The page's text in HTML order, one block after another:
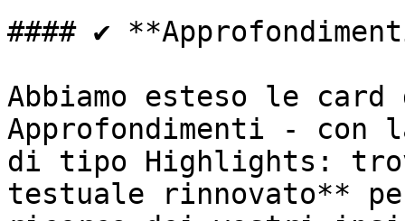
#### ✔️
Abbiamo esteso le
Approfondimenti - con
di tipo Highlights:
testuale rinnovato**